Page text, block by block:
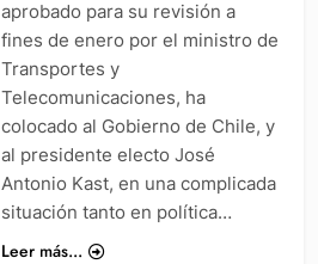
aprobado para su revisión a
fines de enero por el ministro de
Transportes y
Telecomunicaciones, ha
colocado al Gobierno de Chile, y
al presidente electo José
Antonio Kast, en una complicada
situación tanto en política…
Leer más...